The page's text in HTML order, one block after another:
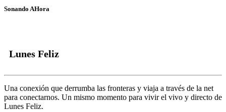
Sonando AHora
Lunes Feliz
Una conexión que derrumba las fronteras y viaja a través de la net
para conectarnos. Un mismo momento para vivir el vivo y directo de
Lunes Feliz.